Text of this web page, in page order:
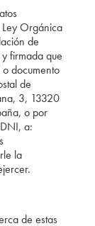
Orgánica
de
firmada que
documento
de
3, 13320
o por
a:
la
de estas